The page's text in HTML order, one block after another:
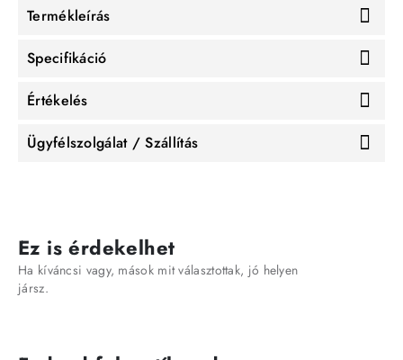
Termékleírás
Specifikáció
Értékelés
Ügyfélszolgálat / Szállítás
Ez is érdekelhet
Ha kíváncsi vagy, mások mit választottak, jó helyen
jársz.